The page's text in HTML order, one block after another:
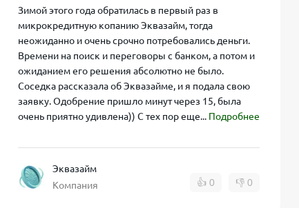
7 дней.
проценты
Зимой этого года обратилась в первый раз в
микрокредитную копанию Эквазайм, тогда
неожиданно и очень срочно потребовались деньги.
Времени на поиск и переговоры с банком, а потом и
ожиданием его решения абсолютно не было.
Соседка рассказала об Эквазайме, и я подала свою
заявку. Одобрение пришло минут через 15, была
очень приятно удивлена)) С тех пор еще... Подробнее
Эквазайм
Компания
👍 0 👎 0